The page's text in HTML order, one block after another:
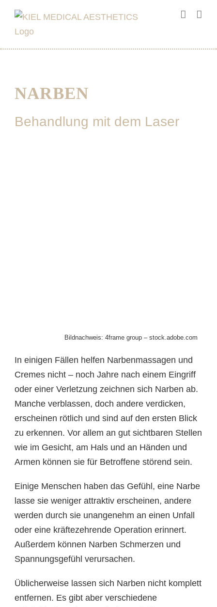
springen
NARBEN
Behandlung mit dem Laser
Bildnachweis: 4frame group – stock.adobe.com
In einigen Fällen helfen Narbenmassagen und
Cremes nicht – noch Jahre nach einem Eingriff
oder einer Verletzung zeichnen sich Narben ab.
Manche verblassen, doch andere verdicken,
erscheinen rötlich und sind auf den ersten Blick
zu erkennen. Vor allem an gut sichtbaren Stellen
wie im Gesicht, am Hals und an Händen und
Armen können sie für Betroffene störend sein.
Einige Menschen haben das Gefühl, eine Narbe
lasse sie weniger attraktiv erscheinen, andere
werden durch sie unangenehm an einen Unfall
oder eine kräftezehrende Operation erinnert.
Außerdem können Narben Schmerzen und
Spannungsgefühl verursachen.
Üblicherweise lassen sich Narben nicht komplett
entfernen. Es gibt aber verschiedene